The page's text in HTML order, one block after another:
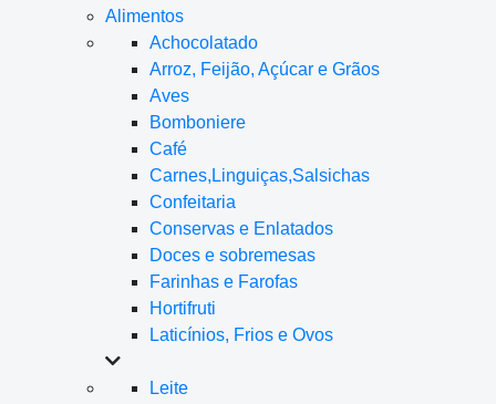
Alimentos
Achocolatado
Arroz, Feijão, Açúcar e Grãos
Aves
Bomboniere
Café
Carnes,Linguiças,Salsichas
Confeitaria
Conservas e Enlatados
Doces e sobremesas
Farinhas e Farofas
Hortifruti
Laticínios, Frios e Ovos
Leite